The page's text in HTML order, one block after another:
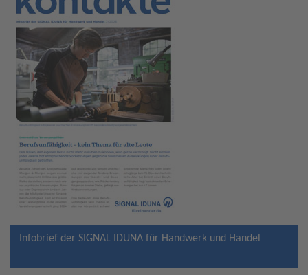
Infobrief der SIGNAL IDUNA für Handwerk und Handel